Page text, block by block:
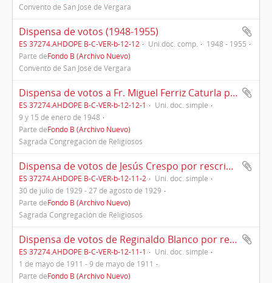
Convento de San José de Vergara
Dispensa de votos (1948-1955)
ES 37274.AHDOPE B-C-VER-b-12-12 Uni.doc. comp.
1948 - 1955
Parte deFondo B (Archivo Nuevo)
Convento de San José de Vergara
Dispensa de votos a Fr. Miguel Ferriz Caturla por rescripto de la Sagrada Congregación de Religiosos en Roma (1948)
ES 37274.AHDOPE B-C-VER-b-12-12-1
Uni. doc. simple
9 y 15 de enero de 1948
Parte deFondo B (Archivo Nuevo)
Sagrada Congregación de Religiosos
Dispensa de votos de Jesús Crespo por rescripto de la Sagrada Congregación de Religiosos en Roma (1929)
ES 37274.AHDOPE B-C-VER-b-12-11-2
Uni. doc. simple
30 de julio de 1929 - 27 de agosto de 1929
Parte deFondo B (Archivo Nuevo)
Sagrada Congregación de Religiosos
Dispensa de votos de Reginaldo Blanco por rescripto de la Sagrada Congregación de Religiosos en Roma (1911)
ES 37274.AHDOPE B-C-VER-b-12-11-1
Uni. doc. simple
1 de mayo de 1911 - 9 de mayo de 1911
Parte deFondo B (Archivo Nuevo)